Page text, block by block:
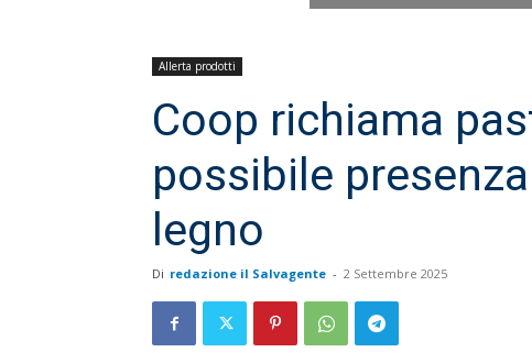
Allerta prodotti
Coop richiama
possibile
legno
Di redazione il Salvagente - 2 Settembre 2025